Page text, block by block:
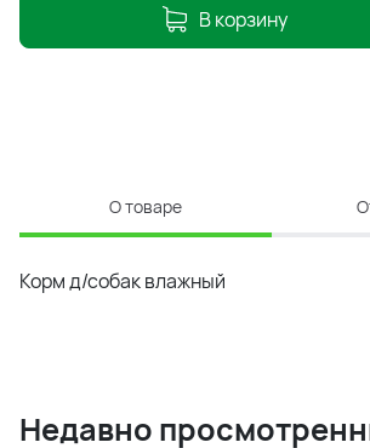
В корзину
О товаре
Корм д/собак влажный
Недавно